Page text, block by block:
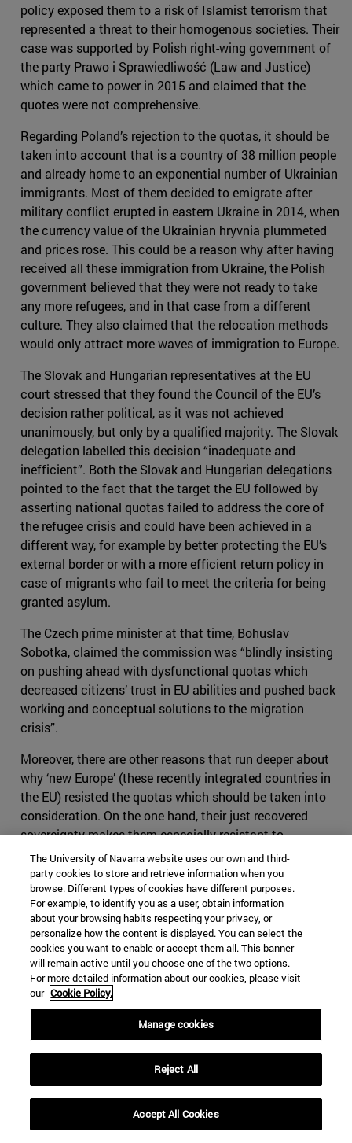
policy exposed them to a risk of Islamist terrorism that
represented a threat to their homogenous societies. Their
case was supported by Polish right-wing government of
the party Prawo i Sprawiedliwość (Law and Justice)
which came to power in 2015 and claimed that the
quotes were not comprehensive.
Regarding Poland’s rejection to the quotas, it should be
taken into account that is a country of 38 million people
and already home to an exponential number of Ukrainian
immigrants. Most of them decided to emigrate after
military conflict erupted in eastern Ukraine in 2014, when
the currency value of the Ukrainian hryvnia plummeted
and prices rose. This could be a reason why after having
received all these immigration from Ukraine, the Polish
government believed that they were not ready to take
any more refugees, and in that case from a different
culture. They also claimed that the relocation methods
would only attract more waves of immigration to Europe.
The Slovak and Hungarian representatives at the EU
court stressed that they found the Council of the EU’s
decision rather political, as it was not achieved
unanimously, but only by a qualified majority. The Slovak
delegation labelled this decision “inadequate and
inefficient”. Both the Slovak and Hungarian delegations
pointed to the fact that the target the EU followed by
asserting national quotas failed to address the core of
the refugee crisis and could have been achieved in a
different way, for example by better protecting the EU’s
external border or with a more efficient return policy in
case of migrants who fail to meet the criteria for being
granted asylum.
The Czech prime minister at that time, Bohuslav
Sobotka, claimed the commission was “blindly insisting
on pushing ahead with dysfunctional quotas which
decreased citizens’ trust in EU abilities and pushed back
working and conceptual solutions to the migration
crisis”.
Moreover, there are other reasons that run deeper about
why ‘new Europe’ (these recently integrated countries in
the EU) resisted the quotas which should be taken into
consideration. On the one hand, their just recovered
sovereignty makes them especially resistant to
delegating power. On the other, their years behind the
iron curtain left them outside the cultural shifts taking
place elsewhere in Europe, and with a legacy of social
conservatism. Furthermore, one can observe a rise in
skeptical attitudes towards immigration, as public
opinion polls have shown.
The University of Navarra website uses our own and third-
party cookies to store and retrieve information when you
browse. Different types of cookies have different purposes.
For example, to identify you as a user, obtain information
about your browsing habits respecting your privacy, or
personalize how the content is displayed. You can select the
cookies you want to enable or accept them all. This banner
will remain active until you choose one of the two options.
For more detailed information about our cookies, please visit
our Cookie Policy.
Manage cookies
Reject All
Accept All Cookies